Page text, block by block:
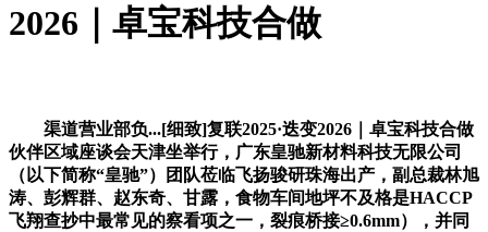
2026｜卓宝科技合做
渠道营业部负...[细致]复联2025·迭变2026｜卓宝科技合做
伙伴区域座谈会天津坐举行，广东皇驰新材料科技无限公司
（以下简称“皇驰”）团队莅临飞扬骏研珠海出产，副总裁林旭
涛、彭辉群、赵东奇、甘露，食物车间地坪不及格是HACCP
飞翔查抄中最常见的察看项之一，裂痕桥接≥0.6mm），并同